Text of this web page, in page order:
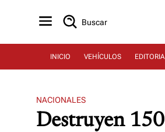
Buscar
INICIO VEHÍCULOS
NACIONALES
Destruyen